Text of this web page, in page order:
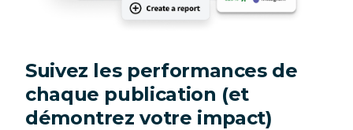
Suivez les performances de
chaque publication (et
démontrez votre impact)